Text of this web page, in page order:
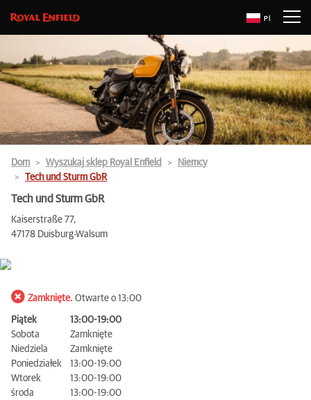
Pl
Dom Wyszukaj sklep Royal Enfield
Niemcy
Tech und Sturm GbR
Tech und Sturm GbR
Kaiserstraße 77,
47178 Duisburg-Walsum
Zamknięte. Otwarte o 13:00
Piątek
13:00-19:00
Sobota
Zamknięte
Niedziela
Zamknięte
Poniedziałek
13:00-19:00
Wtorek
13:00-19:00
środa
13:00-19:00